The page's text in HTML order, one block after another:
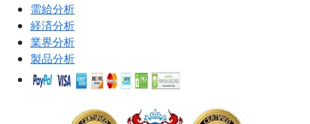
需給分析
経済分析
業界分析
製品分析